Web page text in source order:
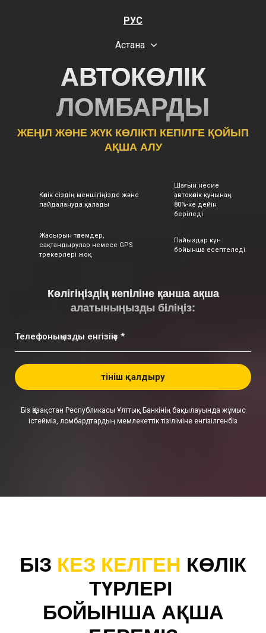
РУС
Астана
АВТОКӨЛІК
ЛОМБАРДЫ
ЖЕҢІЛ ЖӘНЕ ЖҮК КӨЛІКТІ КЕПІЛГЕ ҚОЙЫП
АҚША АЛУ
Көлік сіздің меншігіңізде және
пайдалануда қалады
Шағын несие
автокөлік құнынаң
80%-ке дейін
беріледі
Жасырын төлемдер,
сақтандырулар немесе GPS
трекерлері жоқ
Пайыздар күн
бойынша есептеледі
Көлігіңіздің кепіліне қанша ақша
алатыныңызды біліңіз:
Телефоныңызды енгізіңіз *
Өтініш қалдыру
Біз Қазақстан Республикасы Ұлттық Банкінің бақылауында жұмыс
істейміз, ломбардтардың мемлекеттік тізіліміне енгізілгенбіз
БІЗ КЕЗ КЕЛГЕН КӨЛІК
ТҮРЛЕРІ
БОЙЫНША АҚША